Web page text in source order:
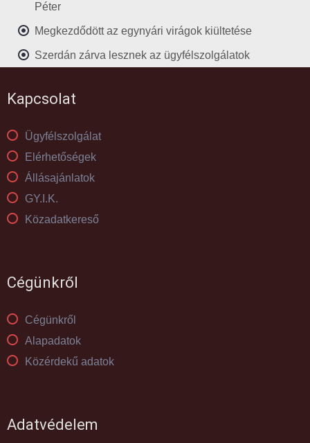
Péter
Megkezdődött az egynyári virágok kiültetése
Szerdán zárva lesznek az ügyfélszolgálatok
Kapcsolat
Ügyfélszolgálat
Elérhetőségek
Állásajánlatok
GY.I.K.
Közadatkereső
Cégünkről
Cégünkről
Alapadatok
Közérdekű adatok
Adatvédelem